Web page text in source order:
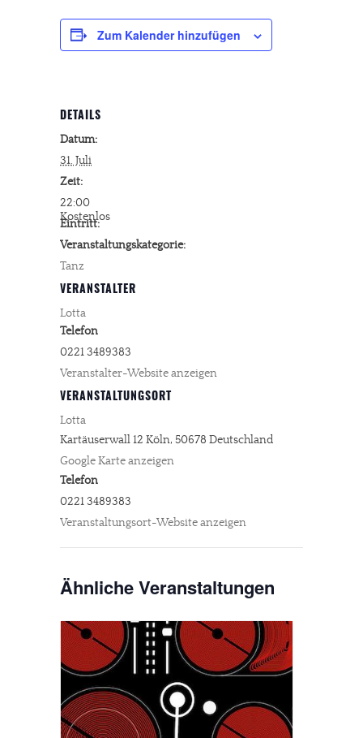
Zum Kalender hinzufügen
DETAILS
Datum:
31. Juli
Zeit:
22:00
Eintritt:
Kostenlos
Veranstaltungskategorie:
Tanz
VERANSTALTUNGSORT
Lotta
Kartäuserwall 12 Köln, 50678 Deutschland
Google Karte anzeigen
Telefon
0221 3489383
Veranstaltungsort-Website anzeigen
VERANSTALTER
Lotta
Telefon
0221 3489383
Veranstalter-Website anzeigen
Ähnliche Veranstaltungen